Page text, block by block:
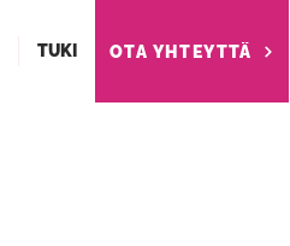
TUKI OTA YHTEYTTÄ